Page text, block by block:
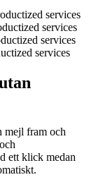
mejl fram och
ett klick medan